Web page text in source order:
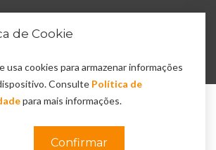
de Cookie
usa cookies para armazenar informações
Consulte Política de
para mais informações.
Confirmar